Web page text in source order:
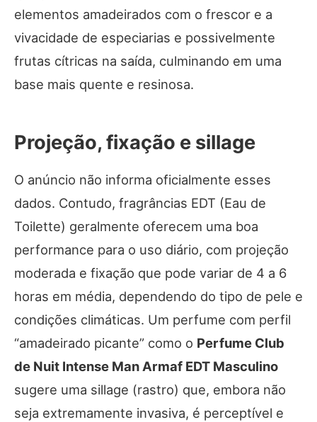
elementos amadeirados com o frescor e a
vivacidade de especiarias e possivelmente
frutas cítricas na saída, culminando em uma
base mais quente e resinosa.
Projeção, fixação e sillage
O anúncio não informa oficialmente esses
dados. Contudo, fragrâncias EDT (Eau de
Toilette) geralmente oferecem uma boa
performance para o uso diário, com projeção
moderada e fixação que pode variar de 4 a 6
horas em média, dependendo do tipo de pele e
condições climáticas. Um perfume com perfil
“amadeirado picante” como o Perfume Club
de Nuit Intense Man Armaf EDT Masculino
sugere uma sillage (rastro) que, embora não
seja extremamente invasiva, é perceptível e